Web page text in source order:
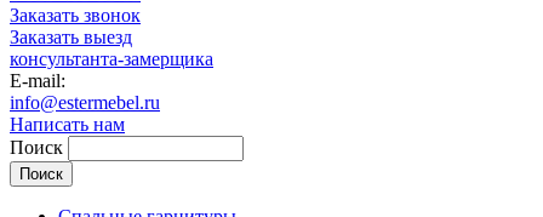
Заказать звонок
Заказать выезд
консультанта-замерщика
E-mail:
info@estermebel.ru
Написать нам
Поиск